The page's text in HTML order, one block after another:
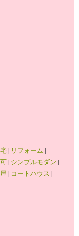
| リフォーム |
| シンプルモダン |
| コートハウス |